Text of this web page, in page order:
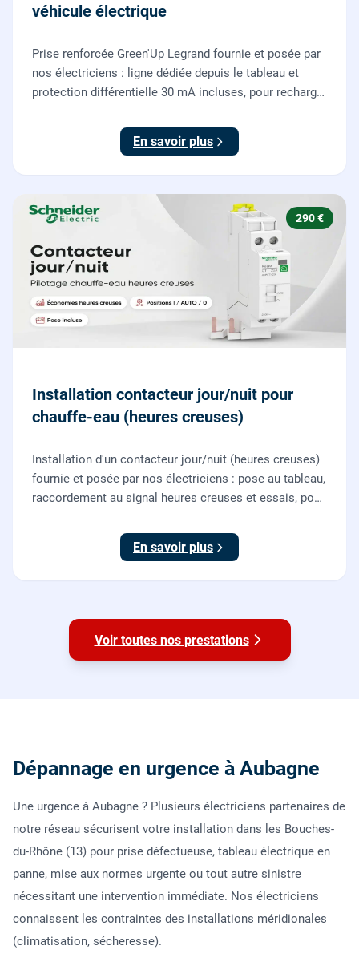
véhicule électrique
Prise renforcée Green'Up Legrand fournie et posée par
nos électriciens : ligne dédiée depuis le tableau et
protection différentielle 30 mA incluses, pour recharger
En savoir plus
290 €
Installation contacteur jour/nuit pour
chauffe-eau (heures creuses)
Installation d'un contacteur jour/nuit (heures creuses)
fournie et posée par nos électriciens : pose au tableau,
raccordement au signal heures creuses et essais, pour
En savoir plus
Voir toutes nos prestations
Dépannage en urgence à Aubagne
Une urgence à Aubagne ? Plusieurs électriciens partenaires de
notre réseau sécurisent votre installation dans les Bouches-
du-Rhône (13) pour prise défectueuse, tableau électrique en
panne, mise aux normes urgente ou tout autre sinistre
nécessitant une intervention immédiate. Nos électriciens
connaissent les contraintes des installations méridionales
(climatisation, sécheresse).